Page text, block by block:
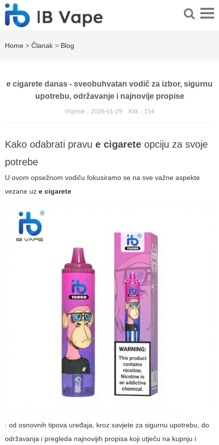
Home > Članak > Blog
e cigarete danas - sveobuhvatan vodič za izbor, sigurnu
upotrebu, održavanje i najnovije propise
Vrijeme：2026-01-29 Klik： 154
Kako odabrati pravu e cigarete opciju za svoje
potrebe
U ovom opsežnom vodiču fokusiramo se na sve važne aspekte
vezane uz e cigarete
: od osnovnih tipova uređaja, kroz savjete za sigurnu upotrebu, do
održavanja i pregleda najnovijih propisa koji utječu na kupnju i